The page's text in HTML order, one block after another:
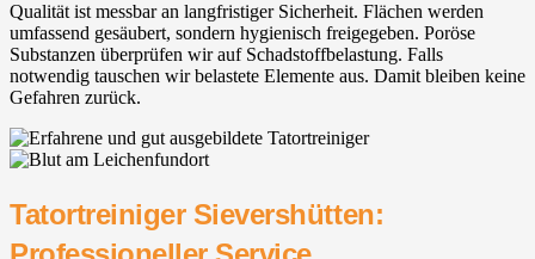
Qualität ist messbar an langfristiger Sicherheit. Flächen werden
umfassend gesäubert, sondern hygienisch freigegeben. Poröse
Substanzen überprüfen wir auf Schadstoffbelastung. Falls
notwendig tauschen wir belastete Elemente aus. Damit bleiben keine
Gefahren zurück.
Tatortreiniger Sievershütten: